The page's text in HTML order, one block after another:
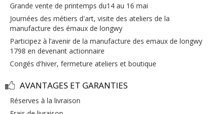
grande vente de printemps du14 au 16 mai
journées des métiers d'art, visite des ateliers de la
manufacture des émaux de longwy
participez à l’avenir de la manufacture des emaux de longwy
1798 en devenant actionnaire
congés d'hiver, fermeture ateliers et boutique
AVANTAGES ET GARANTIES
réserves à la livraison